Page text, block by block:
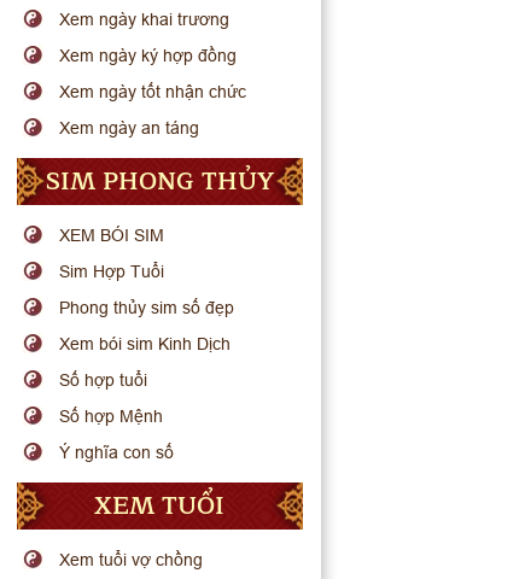
Xem ngày khai trương
Xem ngày ký hợp đồng
Xem ngày tốt nhận chức
Xem ngày an táng
SIM PHONG THỦY
XEM BÓI SIM
Sim Hợp Tuổi
Phong thủy sim số đẹp
Xem bói sim Kinh Dịch
Số hợp tuổi
Số hợp Mệnh
Ý nghĩa con số
XEM TUỔI
Xem tuổi vợ chồng